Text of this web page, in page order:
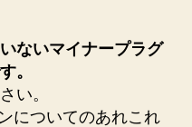
ないマイナープラグ
。
い。
についてのあれこれ